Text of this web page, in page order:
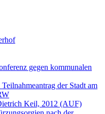
gegen kommunalen
der Stadt am
Keil, 2012 (AUF)